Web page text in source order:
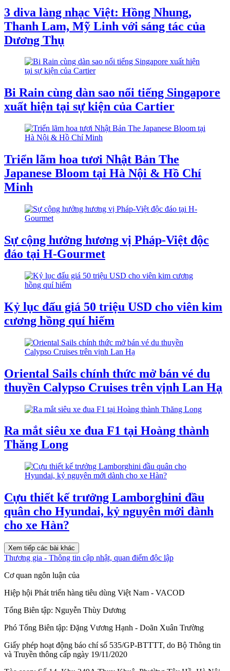
3 diva làng nhạc Việt: Hồng Nhung,
Thanh Lam, Mỹ Linh với sáng tác của
Dương Thụ
Bi Rain cùng dàn sao nổi tiếng Singapore
xuất hiện tại sự kiện của Cartier
Triển lãm hoa tươi Nhật Bản The
Japanese Bloom tại Hà Nội & Hồ Chí
Minh
Sự cộng hưởng hương vị Pháp-Việt độc
đáo tại H-Gourmet
Kỷ lục đấu giá 50 triệu USD cho viên kim
cương hồng quí hiếm
Oriental Sails chính thức mở bán vé du
thuyền Calypso Cruises trên vịnh Lan Hạ
Ra mắt siêu xe đua F1 tại Hoàng thành
Thăng Long
Cựu thiết kế trưởng Lamborghini đầu
quân cho Hyundai, kỷ nguyên mới dành
cho xe Hàn?
Xem tiếp các bài khác
Thương gia - Thông tin cập nhật, quan điểm độc lập
Cơ quan ngôn luận của
Hiệp hội Phát triển hàng tiêu dùng Việt Nam - VACOD
Tổng Biên tập: Nguyễn Thùy Dương
Phó Tổng Biên tập: Đặng Vương Hạnh - Doãn Xuân Trường
Giấy phép hoạt động báo chí số 535/GP-BTTTT, do Bộ Thông tin
và Truyền thông cấp ngày 19/11/2020